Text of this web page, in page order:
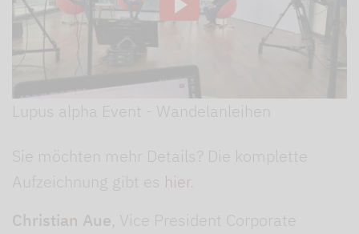
Lupus alpha Event - Wandelanleihen
Sie möchten mehr Details? Die komplette
Aufzeichnung gibt es hier.
Christian Aue, Vice President Corporate